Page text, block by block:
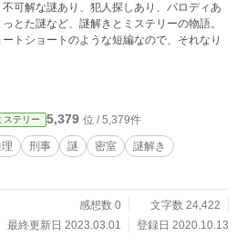
可解な謎あり、犯人探しあり、パロディあ
とた謎など、謎解きとミステリーの物語。
トショートのような短編なので、それなり
ステリー 5,379 位 / 5,379件
刑事 謎 密室
謎解き
感想数 0
文字数 24,422
最終更新日 2023.03.01
登録日 2020.10.13